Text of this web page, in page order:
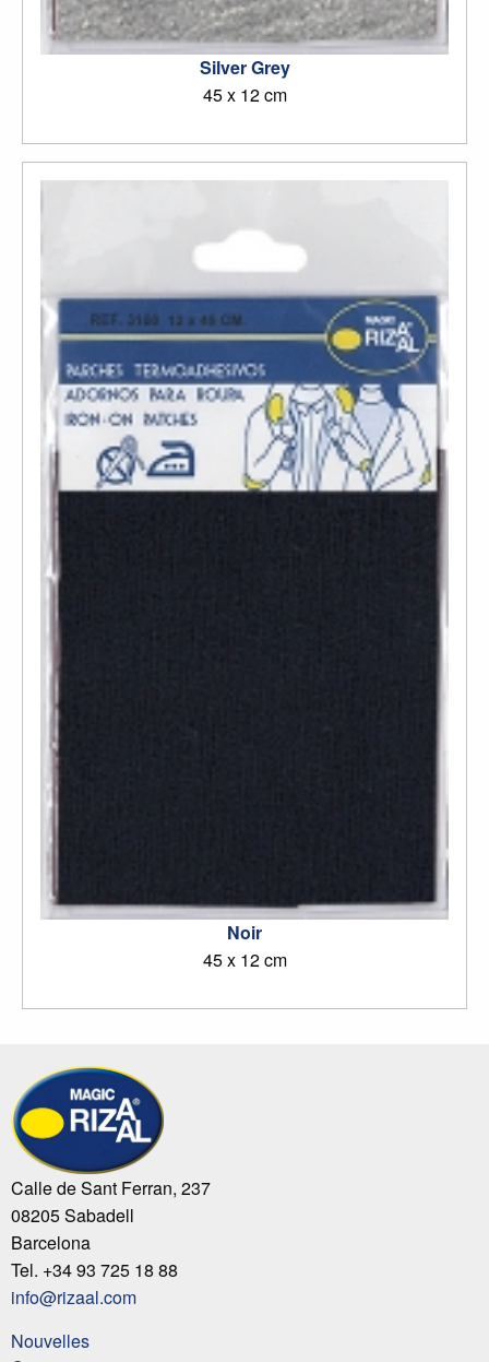
Silver Grey
45 x 12 cm
Noir
45 x 12 cm
Calle de Sant Ferran, 237
08205 Sabadell
Barcelona
Tel. +34 93 725 18 88
info@rizaal.com
Nouvelles